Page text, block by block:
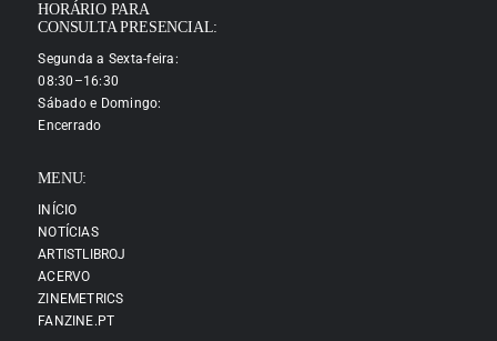
HORÁRIO PARA
CONSULTA PRESENCIAL:
Segunda a Sexta-feira:
08:30–16:30
Sábado e Domingo:
Encerrado
MENU:
INÍCIO
NOTÍCIAS
ARTISTLIBROJ
ACERVO
ZINEMETRICS
FANZINE.PT